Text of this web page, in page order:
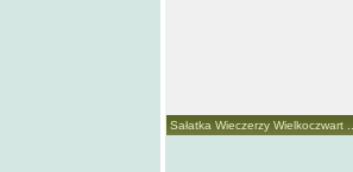
Sałatka Wieczerzy Wielkoczwart ...